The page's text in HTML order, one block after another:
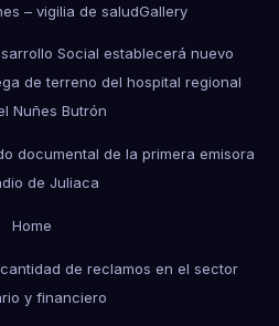
– vigilia de saludGallery
Social establecerá nuevo
de terreno del hospital regional
Nuñes Butrón
documental de la primera emisora
de Juliaca
Home
cantidad de reclamos en el sector
y financiero